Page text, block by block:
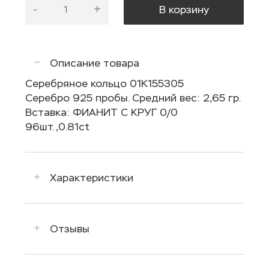
- + В корзину
Описание товара
Серебряное кольцо 01К155305
Серебро 925 пробы. Средний вес: 2,65 гр.
Вставка: ФИАНИТ С КРУГ 0/0
96шт.,0.81ct
Характеристики
Отзывы